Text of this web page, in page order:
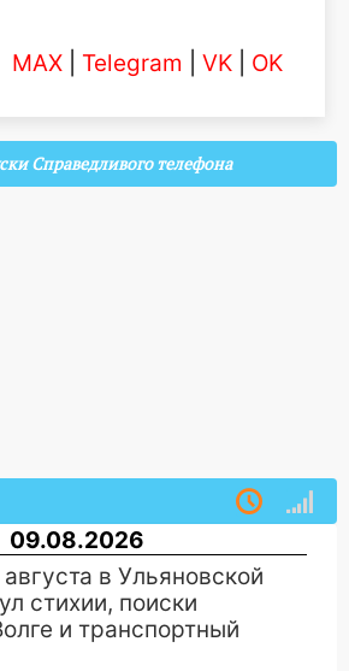
MAX Telegram VK OK
Справедливого телефона
09.08.2026
в Ульяновской
стихии, поиски
и транспортный